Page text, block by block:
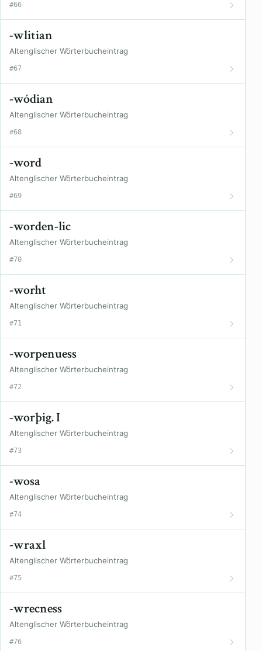
#66
-wlitian
Altenglischer Wörterbucheintrag
#67
-wódian
Altenglischer Wörterbucheintrag
#68
-word
Altenglischer Wörterbucheintrag
#69
-worden-lic
Altenglischer Wörterbucheintrag
#70
-worht
Altenglischer Wörterbucheintrag
#71
-worpenuess
Altenglischer Wörterbucheintrag
#72
-worþig. I
Altenglischer Wörterbucheintrag
#73
-wosa
Altenglischer Wörterbucheintrag
#74
-wraxl
Altenglischer Wörterbucheintrag
#75
-wrecness
Altenglischer Wörterbucheintrag
#76